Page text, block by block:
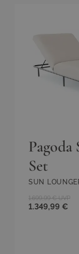
Set
SUN
1.349,99 €
1.699,99 € UVP